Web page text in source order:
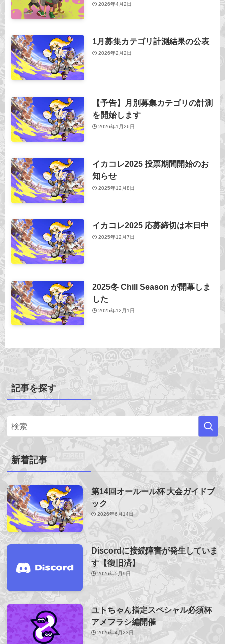
2026年4月2日
1月募集カテゴリ計測結果の公表
2026年2月2日
【予告】月別募集カテゴリの計測
を開始します
2026年1月26日
イカコレ2025 投票期間開始のお
知らせ
2025年12月8日
イカコレ2025 応募締切は本日中
2025年12月7日
2025冬 Chill Season が開幕しま
した
2025年12月1日
記事を探す
新着記事
第14回オールール杯 大会ガイドブ
ック
2026年6月14日
Discordに接続障害が発生していま
す【復旧済】
2026年5月9日
ユトちゃん指定スペシャル必須杯
アメフラシ編開催
2026年4月23日